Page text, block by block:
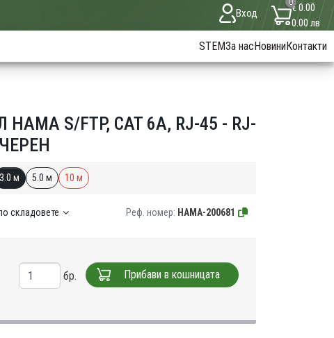
Вход
0€ 0.00
0.00 лв
STEMЗа насНовиниКонтакти
S/FTP, CAT 6A, RJ-45 - RJ-
3.0 м 5.0 м 10 м
складовете Реф. номер: HAMA-200681
бр. Прибави в кошницата